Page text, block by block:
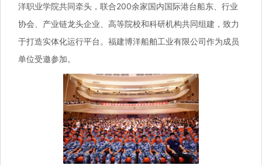
洋职业学院共同牵头，联合200余家国内国际港台船东、行业
协会、产业链龙头企业、高等院校和科研机构共同组建，致力
于打造实体化运行平台。福建博洋船舶工业有限公司作为成员
单位受邀参加。